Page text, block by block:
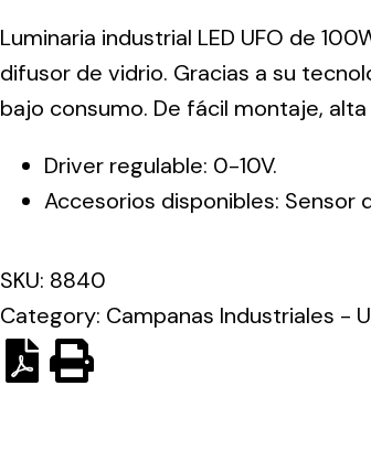
Ventilation
incorporation of
Novovent into
offer of
ventilation
products for
different uses
Solar
Variety of
Luminaria industrial LED UFO de
difusor de vidrio. Gracias a su
bajo consumo. De fácil montaje,
Driver regulable: 0-10V.
Accesorios disponibles: Sensor
SKU: 8840
Category: Campanas Industriales -